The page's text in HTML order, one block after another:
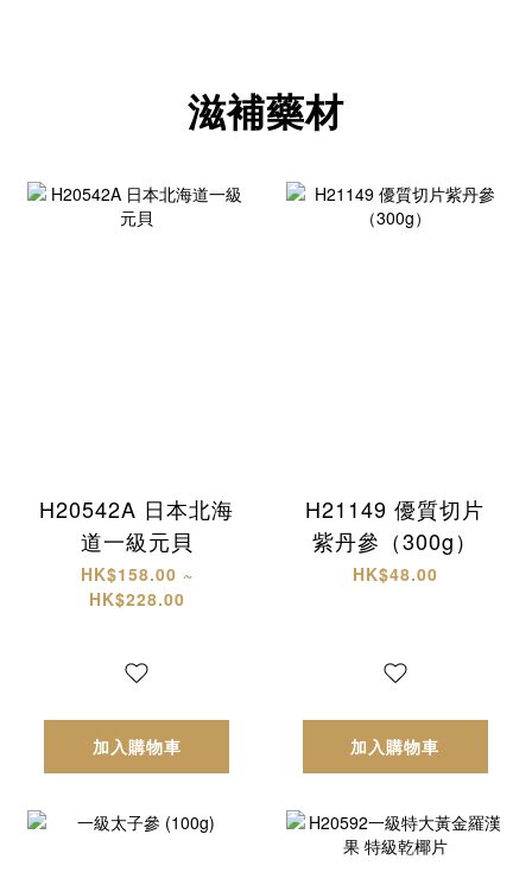
滋補藥材
H20542A 日本北海
道一級元貝
HK$158.00 ~
HK$228.00
加入購物車
H21149 優質切片
紫丹參（300g）
HK$48.00
加入購物車